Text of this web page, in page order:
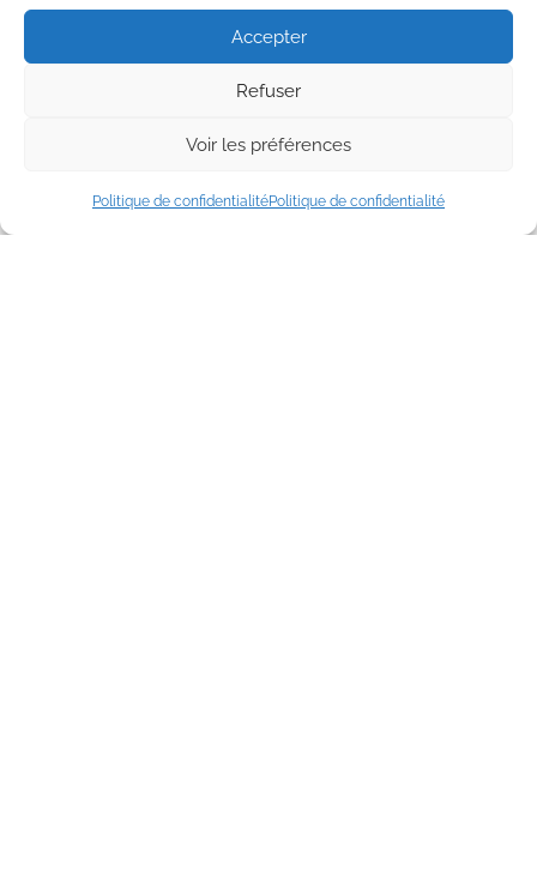
Accepter
Refuser
Voir les préférences
Politique de confidentialitéPolitique de confidentialité
Politique de confidentialité
Inscrivez-vous à notre infolettre et ne